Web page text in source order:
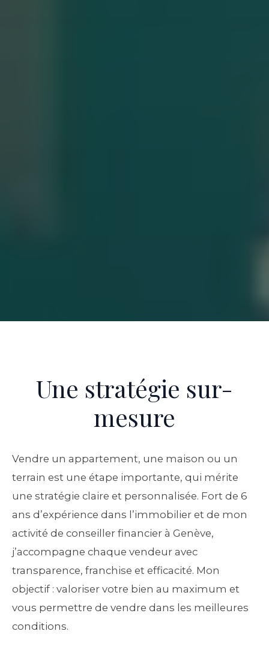
Une stratégie sur-
mesure
Vendre un appartement, une maison ou un
terrain est une étape importante, qui mérite
une stratégie claire et personnalisée. Fort de 6
ans d’expérience dans l’immobilier et de mon
activité de conseiller financier à Genève,
j’accompagne chaque vendeur avec
transparence, franchise et efficacité. Mon
objectif : valoriser votre bien au maximum et
vous permettre de vendre dans les meilleures
conditions.